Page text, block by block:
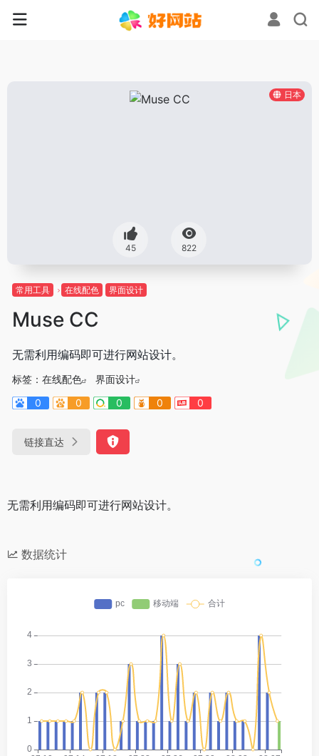
日本
45 822
常用工具 在线配色 界面设计
Muse CC
无需利用编码即可进行网站设计。
标签： 在线配色
界面设计
0
0 0 0 0
链接直达
无需利用编码即可进行网站设计。
数据统计